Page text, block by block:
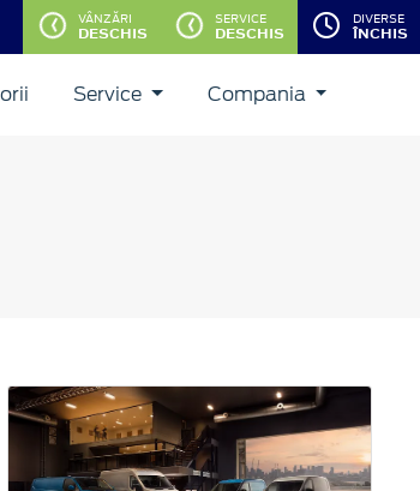
VÂNZĂRI
DESCHIS
SERVICE
DESCHIS
DIVERSE
ÎNCHIS
Service Compania